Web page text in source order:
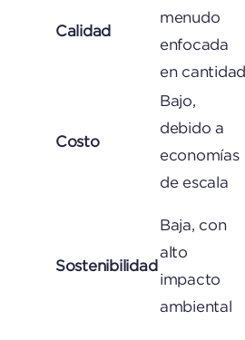
Calidad
menudo
enfocada
en cantidad
Costo
Bajo,
debido a
economías
de escala
Sostenibilidad
Baja, con
alto
impacto
ambiental